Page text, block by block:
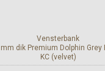
Vensterbank
dik Premium Dolphin Grey
KC (velvet)